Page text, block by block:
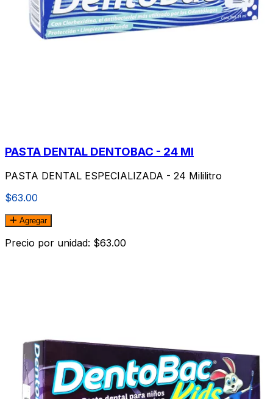
PASTA DENTAL DENTOBAC - 24 Ml
PASTA DENTAL ESPECIALIZADA - 24 Mililitro
$63.00
Agregar
Precio por unidad: $63.00